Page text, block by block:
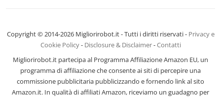
Copyright © 2014-2026 Migliorirobot.it - Tutti i diritti riservati - Privacy e
Cookie Policy- Disclosure & Disclaimer-Contatti
Migliorirobot.it partecipa al Programma Affiliazione Amazon EU, un
programma di affiliazione che consente ai siti di percepire una
commissione pubblicitaria pubblicizzando e fornendo link al sito
Amazon.it. In qualità di affiliati Amazon, riceviamo un guadagno per